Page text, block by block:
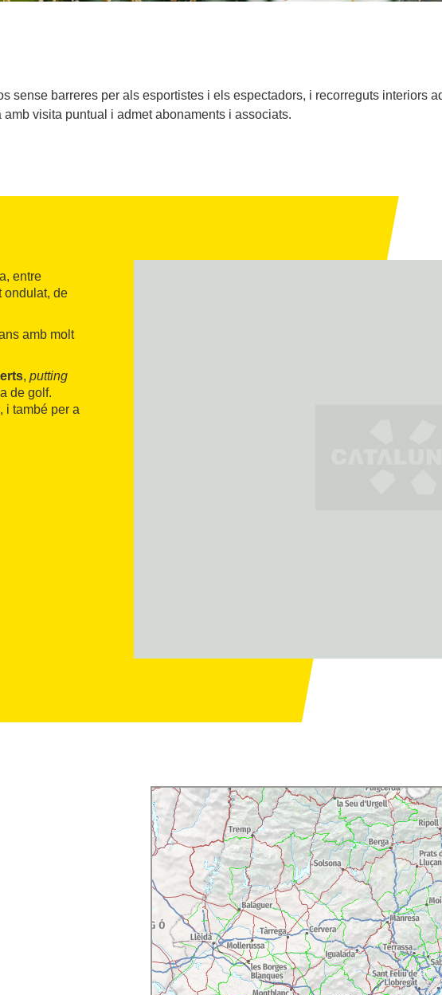
sense barreres per als esportistes i els espectadors, i recorreguts interiors
amb visita puntual i admet abonaments i associats.
entre
ondulat, de
amb molt
, putting
de golf.
i també per a